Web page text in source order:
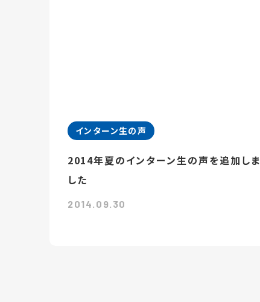
インターン生の声
2014年夏のインターン生の声を追加しま
した
2014.09.30